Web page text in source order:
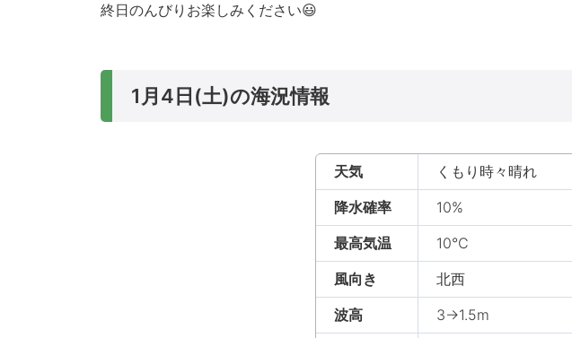
終日のんびりお楽しみください😃
1月4日(土)の海況情報
天気
くもり時々晴れ
降水確率
10%
最高気温
10℃
風向き
北西
波高
3→1.5m